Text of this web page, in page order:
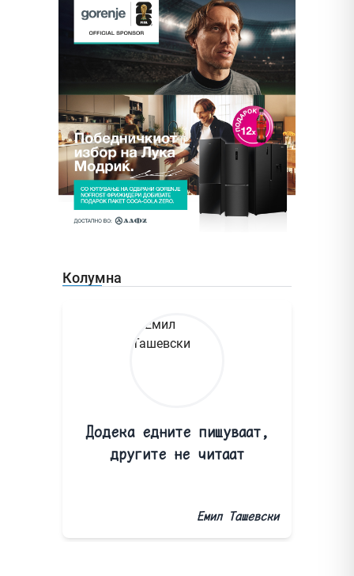
Колумна
Додека едните пишуваат,
другите не читаат
Емил Ташевски